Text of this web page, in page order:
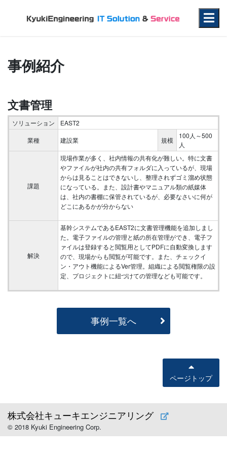
事例紹介
文書管理
ソリューション
EAST2
業種
建設業 規模
100人～500
人
課題
現場作業が多く、社内情報の共有化が難しい。特に文書
やファイルが社内の共有フォルダに入っているが、現場
からは見ることはできないし、整理されずゴミ溜め状態
になっている。また、設計書やマニュアル類の紙媒体
は、社内の書棚に保管されているが、必要なさいに何が
どこにあるかが分からない
解決
基幹システムであるEAST2に文書管理機能を追加しまし
た。電子ファイルの管理と紙の所在管理ができ、電子フ
ァイルは登録すると閲覧用としてPDFに自動変換します
ので、現場からも閲覧が可能です。また、チェックイ
ン・アウト機能によるVer管理。組織による閲覧権限の設
定、プロジェクトに紐づけての管理なども可能です。
事例一覧へ
ページトップ
株式会社キューキエンジニアリング
© 2018 Kyuki Engineering Corp.